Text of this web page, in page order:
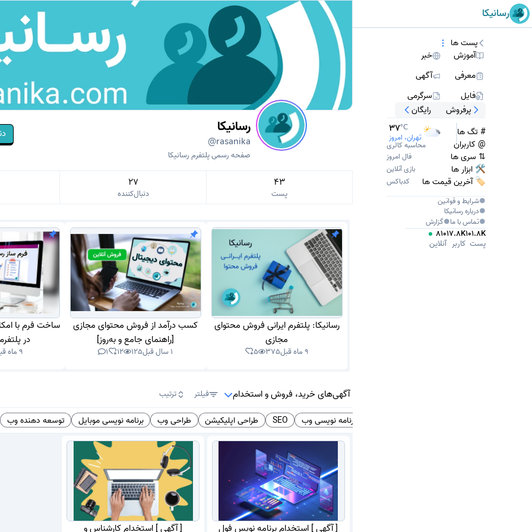
رسانیکا
رسانیکا
@rasanika
صفحه رسمی پلتفرم رسانیکا
43
پست
27
دنبال‌کننده
رسانیکا: پلتفرم ایرانی فروش محتوای
مجازی
9 ماه قبل 375
5
کسب درآمد از فروش محتوای مجازی
[راهنمای جامع و به‌روز]
1 سال قبل 125
12
1
ساخت فرم با
در
9 ماه قبل
آگهی‌های خرید، فروش و استخدام فیلتر ترتیب
برنامه نویسی وب SEO طراحی اپلیکیشن طراحی وب برنامه نویسی موبایل توسعه دهنده وب
[ آگهی ] استخدام برنامه نویس فول [ آگهی ] استخدام کارشناس و
پست ها
آموزش
خبر
معرفی
آگهی
فایل
سرگرمی
پرفروش رایگان
# تگ ها 37°C
تهران، امروز @ کاربران محاسبه کالری
⇅ سری ها فال امروز
🛠 ابزار ها بازی آنلاین
🏷️ آخرین قیمت ها
کدباکس
●شرایط و قوانین
●دربارهرسانیکا
●تماس با ما●گزارش
101.8K
پست
17.8K
کاربر
810
آنلاین